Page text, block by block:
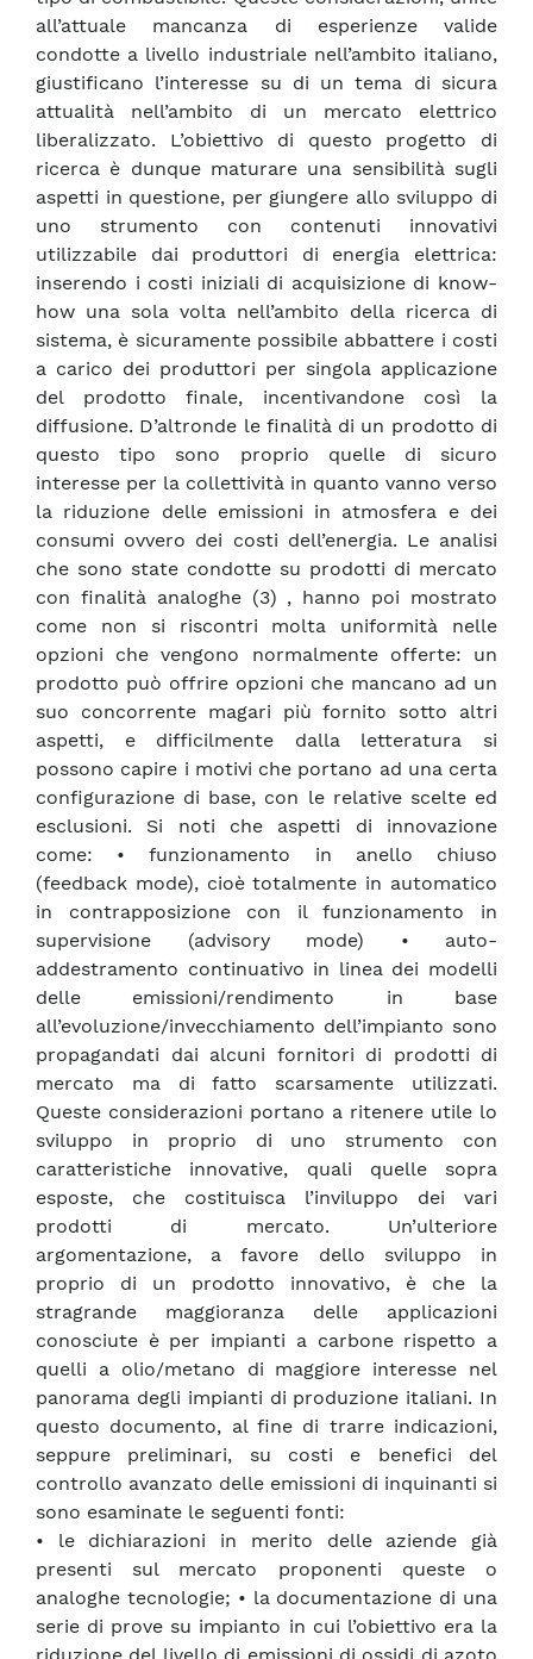
all’attuale mancanza di esperienze valide
condotte a livello industriale nell’ambito italiano,
giustificano l’interesse su di un tema di sicura
attualità nell’ambito di un mercato elettrico
liberalizzato. L’obiettivo di questo progetto di
ricerca è dunque maturare una sensibilità sugli
aspetti in questione, per giungere allo sviluppo di
uno strumento con contenuti innovativi
utilizzabile dai produttori di energia elettrica:
inserendo i costi iniziali di acquisizione di know-
how una sola volta nell’ambito della ricerca di
sistema, è sicuramente possibile abbattere i costi
a carico dei produttori per singola applicazione
del prodotto finale, incentivandone così la
diffusione. D’altronde le finalità di un prodotto di
questo tipo sono proprio quelle di sicuro
interesse per la collettività in quanto vanno verso
la riduzione delle emissioni in atmosfera e dei
consumi ovvero dei costi dell’energia. Le analisi
che sono state condotte su prodotti di mercato
con finalità analoghe (3) , hanno poi mostrato
come non si riscontri molta uniformità nelle
opzioni che vengono normalmente offerte: un
prodotto può offrire opzioni che mancano ad un
suo concorrente magari più fornito sotto altri
aspetti, e difficilmente dalla letteratura si
possono capire i motivi che portano ad una certa
configurazione di base, con le relative scelte ed
esclusioni. Si noti che aspetti di innovazione
come: • funzionamento in anello chiuso
(feedback mode), cioè totalmente in automatico
in contrapposizione con il funzionamento in
supervisione (advisory mode) • auto-
addestramento continuativo in linea dei modelli
delle emissioni/rendimento in base
all’evoluzione/invecchiamento dell’impianto sono
propagandati dai alcuni fornitori di prodotti di
mercato ma di fatto scarsamente utilizzati.
Queste considerazioni portano a ritenere utile lo
sviluppo in proprio di uno strumento con
caratteristiche innovative, quali quelle sopra
esposte, che costituisca l’inviluppo dei vari
prodotti di mercato. Un’ulteriore
argomentazione, a favore dello sviluppo in
proprio di un prodotto innovativo, è che la
stragrande maggioranza delle applicazioni
conosciute è per impianti a carbone rispetto a
quelli a olio/metano di maggiore interesse nel
panorama degli impianti di produzione italiani. In
questo documento, al fine di trarre indicazioni,
seppure preliminari, su costi e benefici del
controllo avanzato delle emissioni di inquinanti si
sono esaminate le seguenti fonti:
• le dichiarazioni in merito delle aziende già
presenti sul mercato proponenti queste o
analoghe tecnologie; • la documentazione di una
serie di prove su impianto in cui l’obiettivo era la